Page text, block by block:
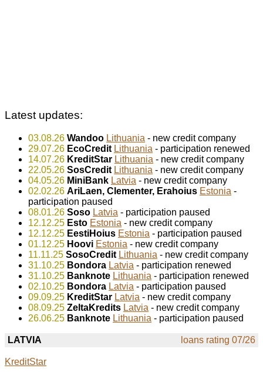
Latest updates:
03.08.26 Wandoo Lithuania - new credit company
29.07.26 EcoCredit Lithuania - participation renewed
14.07.26 KreditStar Lithuania - new credit company
22.05.26 SosCredit Lithuania - new credit company
04.05.26 MiniBank Latvia - new credit company
02.02.26 AriLaen, Clementer, Erahoius Estonia -
participation paused
08.01.26 Soso Latvia - participation paused
12.12.25 Esto Estonia - new credit company
12.12.25 EestiHoius Estonia - participation paused
01.12.25 Hoovi Estonia - new credit company
11.11.25 SosoCredit Lithuania - new credit company
31.10.25 Bondora Latvia - participation renewed
31.10.25 Banknote Lithuania - participation renewed
02.10.25 Bondora Latvia - participation paused
09.09.25 KreditStar Latvia - new credit company
08.09.25 ZeltaKredits Latvia - new credit company
26.06.25 Banknote Lithuania - participation paused
LATVIA loans rating 07/26
KreditStar